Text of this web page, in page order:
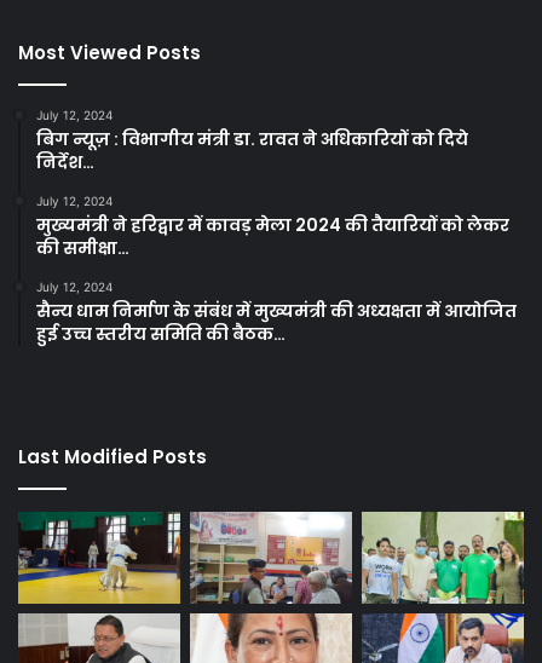
Most Viewed Posts
July 12, 2024
बिग न्यूज़ : विभागीय मंत्री डा. रावत ने अधिकारियों को दिये
निर्देश…
July 12, 2024
मुख्यमंत्री ने हरिद्वार में कावड़ मेला 2024 की तैयारियों को लेकर
की समीक्षा…
July 12, 2024
सैन्य धाम निर्माण के संबंध में मुख्यमंत्री की अध्यक्षता में आयोजित
हुई उच्च स्तरीय समिति की बैठक…
Last Modified Posts